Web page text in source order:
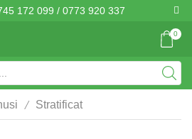
172 099 / 0773 920 337
0
/ Stratificat